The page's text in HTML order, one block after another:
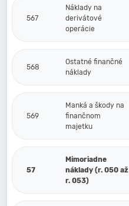
567
Náklady na
derivátové
operácie
568
Ostatné finančné
náklady
569
Manká a škody na
finančnom
majetku
57
Mimoriadne
náklady (r. 050 až
r. 053)